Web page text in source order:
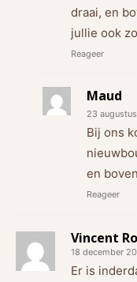
draai, en
jullie ook
Reageer
Maud
23
Bij ons
en
Reageer
Vincent
18 december
Er is